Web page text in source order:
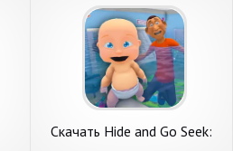
Скачать Hide and Go Seek: